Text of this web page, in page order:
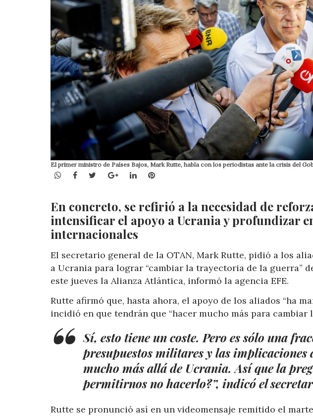
El primer ministro de Países Bajos, Mark Rutte, habla con los periodistas ante la crisis del
WhatsApp
Facebook
TwitterGoogle+LinkedInPinterest
En concreto, se refirió a la necesidad de
intensificar el apoyo a Ucrania y profundizar
internacionales
El secretario general de la OTAN, Mark Rutte, pidió a los
a Ucrania para lograr “cambiar la trayectoria de la guerra”
este jueves la Alianza Atlántica, informó la agencia EFE.
Rutte afirmó que, hasta ahora, el apoyo de los aliados “ha
incidió en que tendrán que “hacer mucho más para
Sí, esto tiene un coste. Pero es sólo una
presupuestos militares y las implicaciones
mucho más allá de Ucrania. Así que la
permitirnos no hacerlo?”, indicó el
Rutte se pronunció así en un videomensaje remitido el